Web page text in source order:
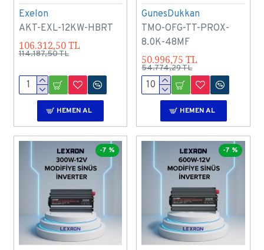
Exelon
AKT-EXL-12KW-HBRT
106.312,50 TL
114.187,50 TL
HEMEN AL
GunesDukkan
TMO-OFG-TT-PROX-
8.0K-48MF
50.996,75 TL
54.774,29 TL
HEMEN AL
-7 % -7 %